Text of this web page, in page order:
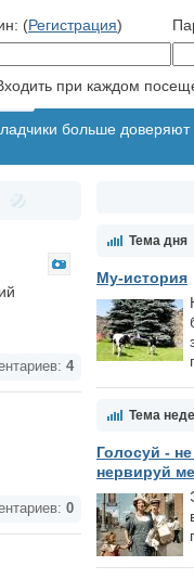
(Регистрация)
при каждом
больше
Тема дня
Му-история
Тема
Голосуй -
нервируй
4
0